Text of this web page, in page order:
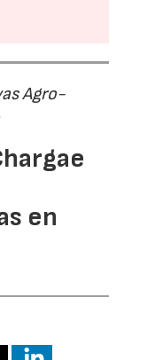
Agro-
en